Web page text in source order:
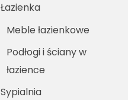
Łazienka
Meble łazienkowe
Podłogi i ściany w
łazience
Sypialnia